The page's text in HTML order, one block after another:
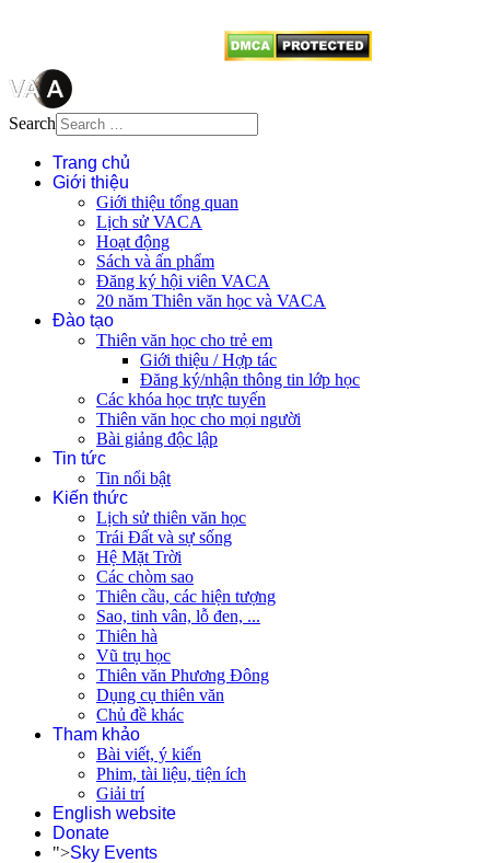
Search
Trang chủ
Giới thiệu
Giới thiệu tổng quan
Lịch sử VACA
Hoạt động
Sách và ấn phẩm
Đăng ký hội viên VACA
20 năm Thiên văn học và VACA
Đào tạo
Thiên văn học cho trẻ em
Giới thiệu / Hợp tác
Đăng ký/nhận thông tin lớp học
Các khóa học trực tuyến
Thiên văn học cho mọi người
Bài giảng độc lập
Tin tức
Tin nổi bật
Kiến thức
Lịch sử thiên văn học
Trái Đất và sự sống
Hệ Mặt Trời
Các chòm sao
Thiên cầu, các hiện tượng
Sao, tinh vân, lỗ đen, ...
Thiên hà
Vũ trụ học
Thiên văn Phương Đông
Dụng cụ thiên văn
Chủ đề khác
Tham khảo
Bài viết, ý kiến
Phim, tài liệu, tiện ích
Giải trí
English website
Donate
">Sky Events